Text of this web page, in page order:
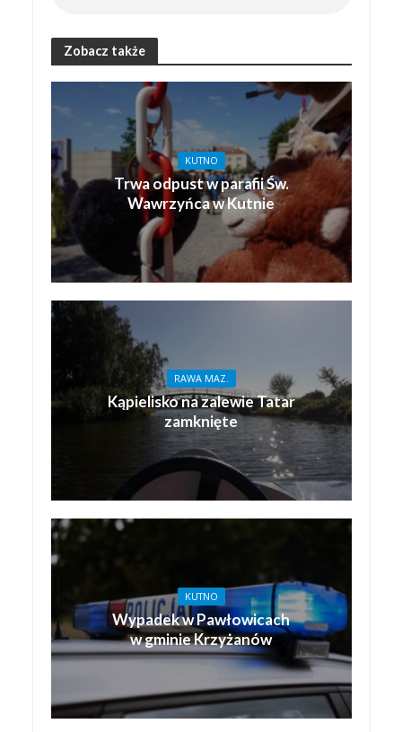
Zobacz także
KUTNO
Trwa odpust w parafii Św.
Wawrzyńca w Kutnie
RAWA MAZ.
Kąpielisko na zalewie Tatar
zamknięte
KUTNO
Wypadek w Pawłowicach
w gminie Krzyżanów